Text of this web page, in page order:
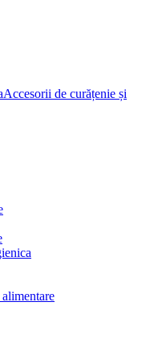
Accesorii de curățenie și